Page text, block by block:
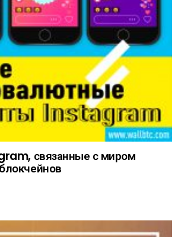
связанные с миром